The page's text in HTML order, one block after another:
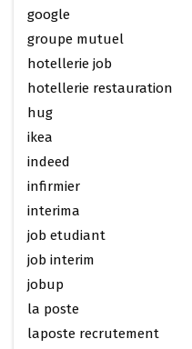
google
groupe mutuel
hotellerie job
hotellerie restauration
hug
ikea
indeed
infirmier
interima
job etudiant
job interim
jobup
la poste
laposte recrutement